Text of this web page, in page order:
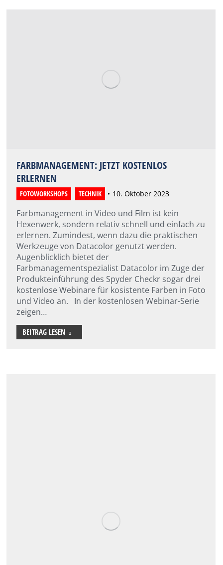
FARBMANAGEMENT: JETZT KOSTENLOS
ERLERNEN
FOTOWORKSHOPS TECHNIK 10. Oktober 2023
Farbmanagement in Video und Film ist kein
Hexenwerk, sondern relativ schnell und einfach zu
erlernen. Zumindest, wenn dazu die praktischen
Werkzeuge von Datacolor genutzt werden.
Augenblicklich bietet der
Farbmanagementspezialist Datacolor im Zuge der
Produkteinführung des Spyder Checkr sogar drei
kostenlose Webinare für kosistente Farben in Foto
und Video an. In der kostenlosen Webinar-Serie
zeigen…
BEITRAG LESEN